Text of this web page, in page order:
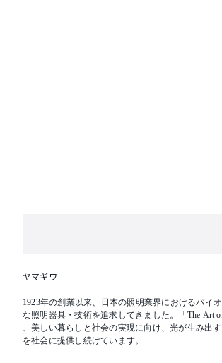
ヤマギワ
1923年の創業以来、日本の照明業界におけるパイ
な照明器具・技術を追求してきました。「The Art
、美しい暮らしと社会の実現に向け、光が生み出
を社会に提供し続けています。